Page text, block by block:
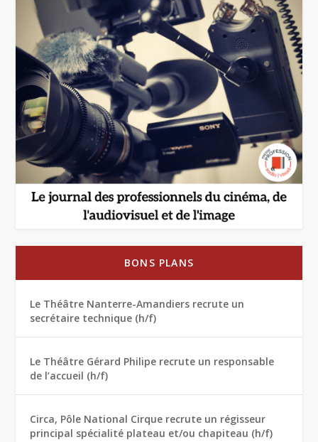
BONS PLANS
Le Théâtre Nanterre-Amandiers recrute un
secrétaire technique (h/f)
Le Théâtre Gérard Philipe recrute un responsable
de l’accueil (h/f)
Circa, Pôle National Cirque recrute un régisseur
principal spécialité plateau et/ou chapiteau (h/f)